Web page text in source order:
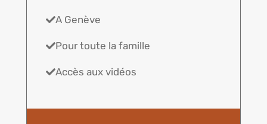
A Genève
Pour toute la famille
Accès aux vidéos